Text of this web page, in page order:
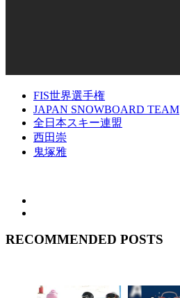
FIS世界選手権
JAPAN SNOWBOARD TEAM
全日本スキー連盟
西田崇
鬼塚雅
RECOMMENDED POSTS